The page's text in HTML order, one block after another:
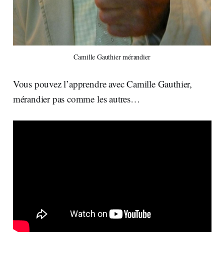
Camille Gauthier mérandier
Vous pouvez l’apprendre avec Camille Gauthier,
mérandier pas comme les autres…